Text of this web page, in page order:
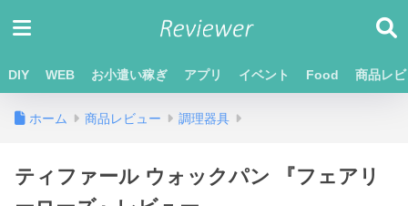
DIY WEB お小遣い稼ぎ アプリ イベント Food 商品レ
ホーム 商品レビュー 調理器具
ティファール ウォックパン 『フェアリ